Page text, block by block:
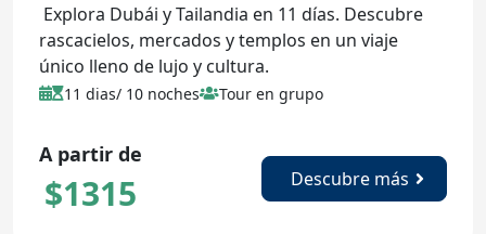
Explora Dubái y Tailandia en 11 días. Descubre
rascacielos, mercados y templos en un viaje
único lleno de lujo y cultura.
11 dias/ 10 noches Tour en grupo
A partir de
$1315 Descubre más